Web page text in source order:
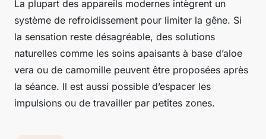
La plupart des appareils modernes intègrent un
système de refroidissement pour limiter la gêne. Si
la sensation reste désagréable, des solutions
naturelles comme les soins apaisants à base d’aloe
vera ou de camomille peuvent être proposées après
la séance. Il est aussi possible d’espacer les
impulsions ou de travailler par petites zones.